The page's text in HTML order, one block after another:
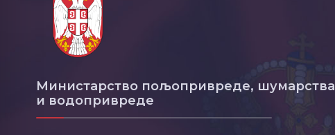
Министарство пољопривреде, шумарства
и водопривреде